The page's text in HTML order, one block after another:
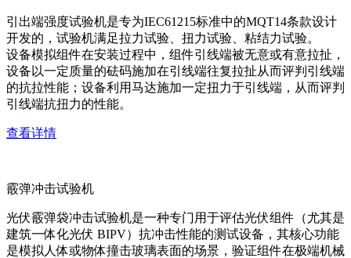
引出端强度试验机是专为IEC61215标准中的MQT14条款设计
开发的，试验机满足拉力试验、扭力试验、粘结力试验。
设备模拟组件在安装过程中，组件引线端被无意或有意拉扯，
设备以一定质量的砝码施加在引线端往复拉扯从而评判引线端
的抗拉性能；设备利用马达施加一定扭力于引线端，从而评判
引线端抗扭力的性能。
查看详情
霰弹冲击试验机
光伏霰弹袋冲击试验机是一种专门用于评估光伏组件（尤其是
建筑一体化光伏 BIPV）抗冲击性能的测试设备，其核心功能
是模拟人体或物体撞击玻璃表面的场景，验证组件在极端机械